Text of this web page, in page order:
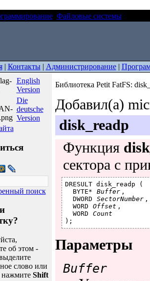
Файловые системы
| Контакты| Администрирование|
English
Version
Die
deutsche
Version
поиск
об этом -
слово или
нажмите Shift
Библиотека Petit FatFS:
Добавил(а)
disk_readp
Функция
сектора с
DRESULT disk_readp (
  BYTE*
Buffer
  DWORD
SectorNumber
  WORD
Offset
  WORD
Count
Параметры
Buffer